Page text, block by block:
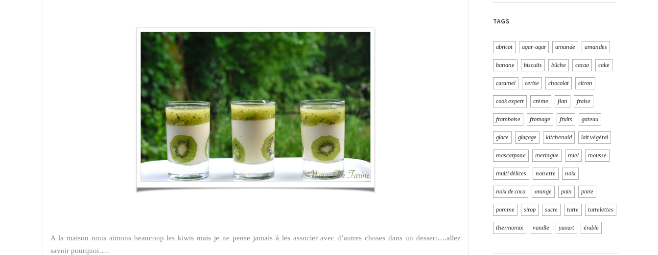
A la maison nous aimons beaucoup les kiwis mais je ne pense jamais à les associer avec d’autres choses dans un dessert….allez
savoir pourquoi….
TAGS
abricot agar-agar amande amandes
banane biscuits bûche cacao cake
caramel cerise chocolat citron
cook expert crème flan fraise
framboise fromage fruits gateau
glace glaçage kitchenaid lait végétal
mascarpone meringue miel mousse
multi délices noisette noix
noix de coco orange pain poire
pomme sirop sucre tarte tartelettes
thermomix vanille yaourt érable